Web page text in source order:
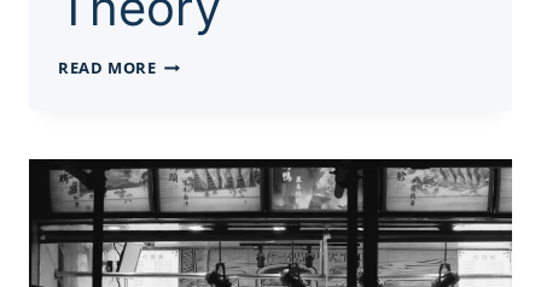
READ MORE经
写|HISTORY
OF
ECONOMIC
THEORY